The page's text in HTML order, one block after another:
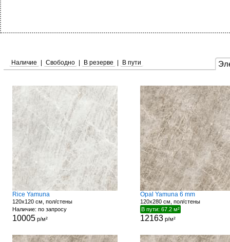
Наличие Свободно В резерве В пути
Rice Yamuna
120x120 см, пол/стены
Наличие: по запросу
10005р/м²
Opal Yamuna 6 mm
120x280 см, пол/стены
В пути: 67.2 м²
12163р/м²